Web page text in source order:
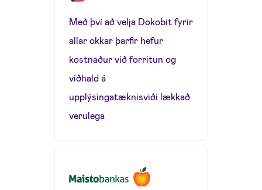
Með því að velja Dokobit fyrir
allar okkar þarfir hefur
kostnaður við forritun og
viðhald á
upplýsingatæknisviði lækkað
verulega